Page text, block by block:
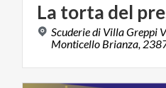
La torta del
Scuderie di Villa Greppi
Monticello Brianza,